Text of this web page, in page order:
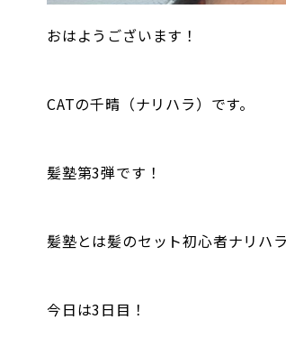
おはようございます！
CATの千晴（ナリハラ）です。
髪塾第3弾です！
髪塾とは髪のセット初心者ナリハ
今日は3日目！